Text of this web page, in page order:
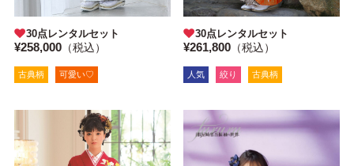
30点レンタルセット
¥258,000（税込）
古典柄 可愛い♡
30点レンタルセット
¥261,800 （税込）
人気 絞り 古典柄